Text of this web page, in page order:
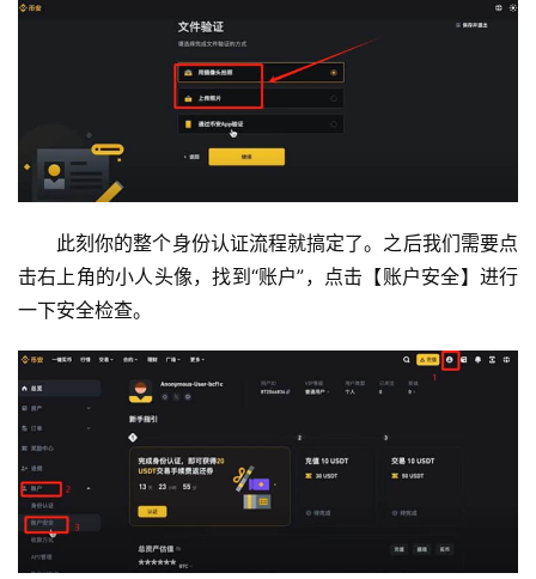
此刻你的整个身份认证流程就搞定了。之后我们需要点
击右上角的小人头像，找到“账户”，点击【账户安全】进行
一下安全检查。